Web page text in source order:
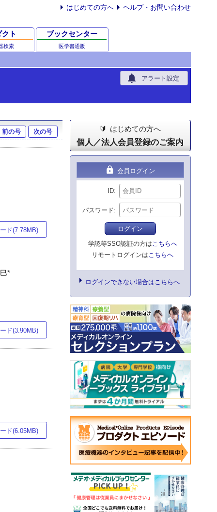
はじめての方へ ヘルプ・お問い合わせ
ト
検索
ブックセンター
医学書通販
notifications アラート設定
前の号 次の号
ド(7.78MB)
*
ド(3.90MB)
ド(6.05MB)
はじめての方へ
個人／法人会員登録のご案内
lock 会員ログイン
ID
パスワード
ログイン
学認等SSO認証の方はこちらへ
リモートログインはこちらへ
ログインできない場合はこちらへ